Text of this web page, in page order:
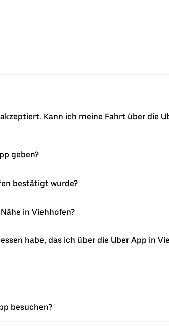
Kann ich meine Fahrt über die
geben?
bestätigt wurde?
in Viehhofen?
habe, das ich über die Uber App in
besuchen?